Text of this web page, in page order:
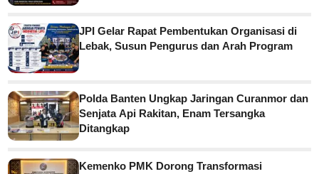
JPI Gelar Rapat Pembentukan Organisasi di
Lebak, Susun Pengurus dan Arah Program
Polda Banten Ungkap Jaringan Curanmor dan
Senjata Api Rakitan, Enam Tersangka
Ditangkap
Kemenko PMK Dorong Transformasi